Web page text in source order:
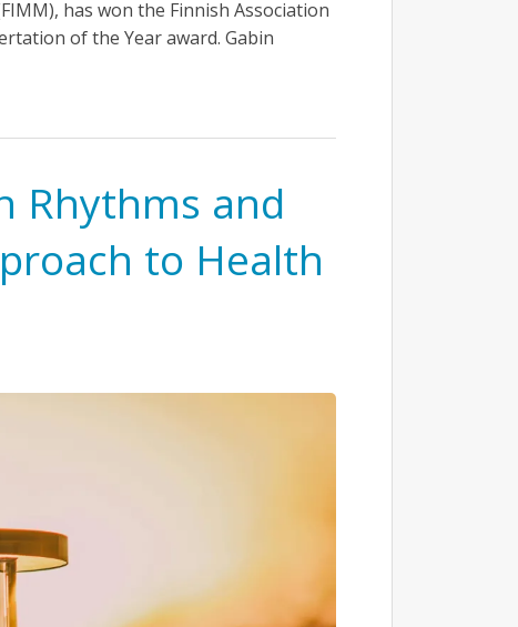
has won the Finnish Association
of the Year award. Gabin
Rhythms and
to Health